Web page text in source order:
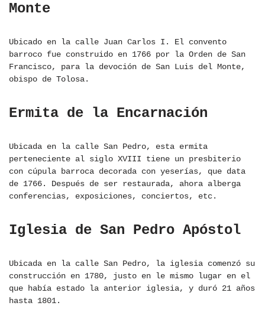
Monte
Ubicado en la calle Juan Carlos I. El convento
barroco fue construido en 1766 por la Orden de San
Francisco, para la devoción de San Luis del Monte,
obispo de Tolosa.
Ermita de la Encarnación
Ubicada en la calle San Pedro, esta ermita
perteneciente al siglo XVIII tiene un presbiterio
con cúpula barroca decorada con yeserías, que data
de 1766. Después de ser restaurada, ahora alberga
conferencias, exposiciones, conciertos, etc.
Iglesia de San Pedro Apóstol
Ubicada en la calle San Pedro, la iglesia comenzó su
construcción en 1780, justo en le mismo lugar en el
que había estado la anterior iglesia, y duró 21 años
hasta 1801.